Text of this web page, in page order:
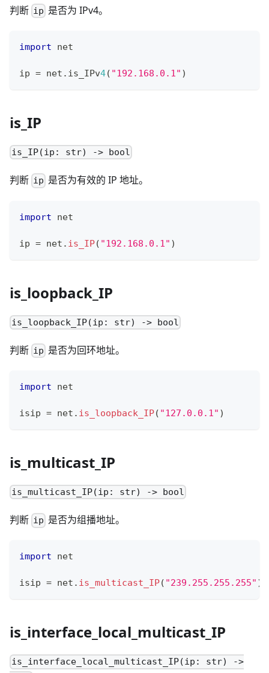
判断 ip 是否为 IPv4。
import net
ip = net . is_IPv4( "192.168.0.1" )
is_IP
is_IP(ip: str) -> bool
判断 ip 是否为有效的 IP 地址。
import net
ip = net . is_IP( "192.168.0.1" )
is_loopback_IP
is_loopback_IP(ip: str) -> bool
判断 ip 是否为回环地址。
import net
isip = net . is_loopback_IP( "127.0.0.1" )
is_multicast_IP
is_multicast_IP(ip: str) -> bool
判断 ip 是否为组播地址。
import net
isip = net . is_multicast_IP( "239.255.255.255" )
is_interface_local_multicast_IP
is_interface_local_multicast_IP(ip: str) ->